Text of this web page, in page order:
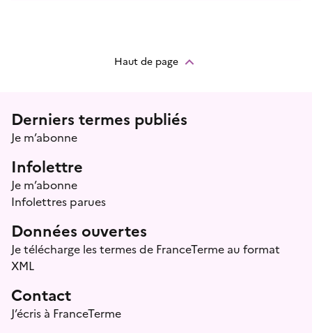
Haut de page
Menu prefooter
Derniers termes publiés
Je m’abonne
Infolettre
Je m’abonne
Infolettres parues
Données ouvertes
Je télécharge les termes de FranceTerme au format
XML
Contact
J’écris à FranceTerme